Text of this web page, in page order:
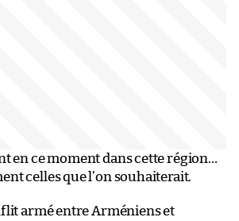
en ce moment dans cette région…
celles que l’on souhaiterait.
armé entre Arméniens et